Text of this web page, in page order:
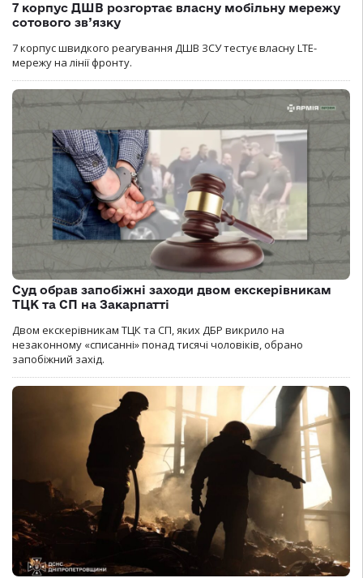
7 корпус ДШВ розгортає власну мобільну мережу
сотового зв’язку
7 корпус швидкого реагування ДШВ ЗСУ тестує власну LTE-
мережу на лінії фронту.
Суд обрав запобіжні заходи двом екскерівникам
ТЦК та СП на Закарпатті
Двом екскерівникам ТЦК та СП, яких ДБР викрило на
незаконному «списанні» понад тисячі чоловіків, обрано
запобіжний захід.